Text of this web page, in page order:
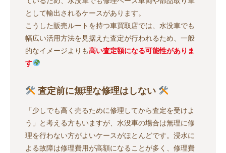
として輸出されるケースがあります。
こうした販売ルートを持つ車買取店では、水没車でも
幅広い活用方法を見据えた査定が行われるため、一般
的なイメージよりも高い査定額になる可能性がありま
す
査定前に無理な修理はしない
「少しでも高く売るために修理してから査定を受けよ
う」と考える方もいますが、水没車の場合は無理に修
理を行わない方がよいケースがほとんどです。浸水に
よる故障は修理費用が高額になることが多く、修理費